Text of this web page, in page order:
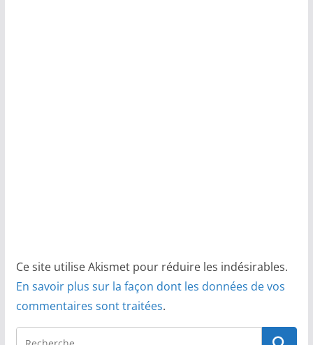
Ce site utilise Akismet pour réduire les indésirables.
En savoir plus sur la façon dont les données de vos
commentaires sont traitées.